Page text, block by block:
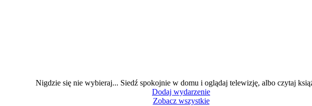
Nigdzie się nie wybieraj... Siedź spokojnie w domu i oglądaj telewizję, albo czytaj
Dodaj wydarzenie
Zobacz wszystkie